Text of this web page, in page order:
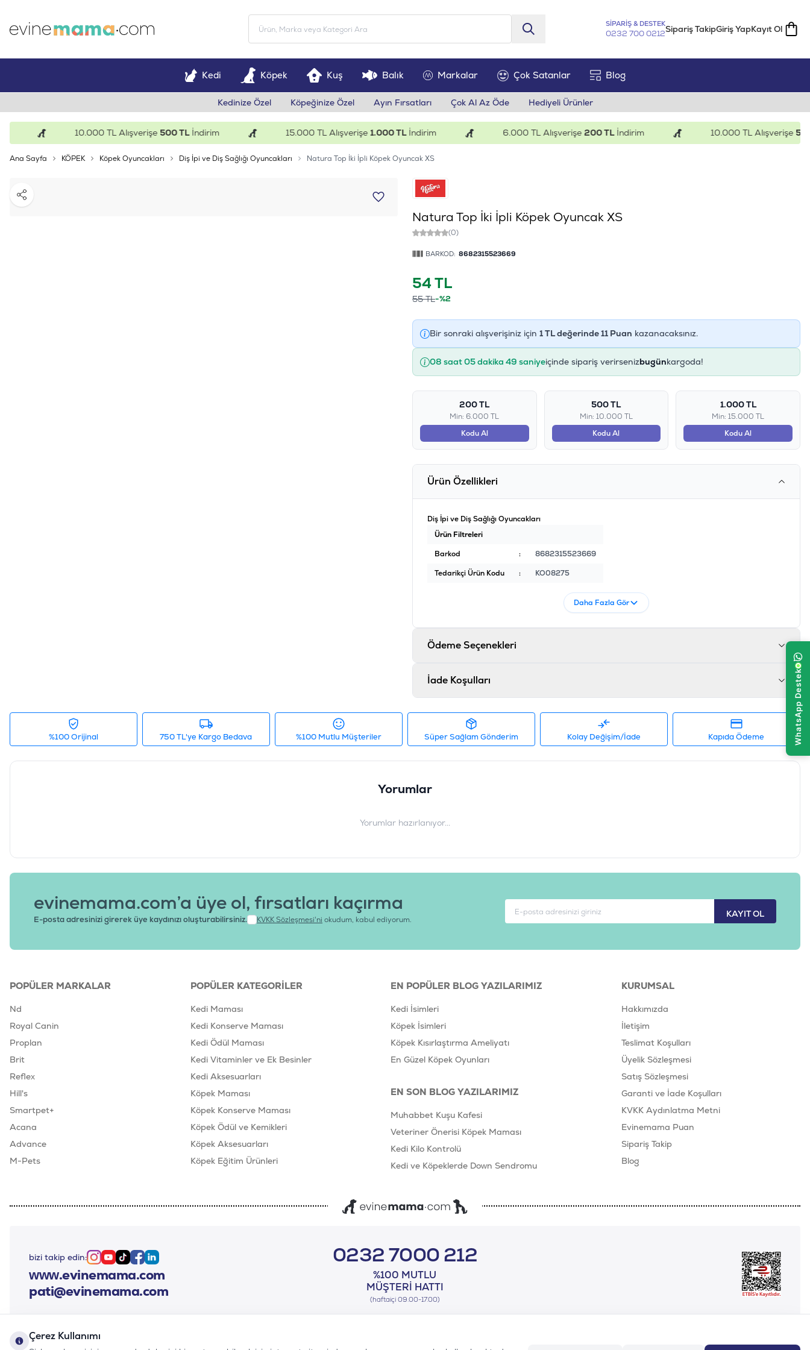
SİPARİŞ & DESTEK
0232 700 0212Sipariş TakipGiriş YapKayıt Ol
Kedi Köpek Kuş Balık Markalar Çok Satanlar Blog
Kedinize Özel Köpeğinize Özel Ayın Fırsatları Çok Al Az Öde Hediyeli Ürünler
10.000 TL Alışverişe500 TLİndirim 15.000 TL Alışverişe1.000 TLİndirim 6.000 TL Alışverişe200 TLİndirim 10.000 TL Alışverişe500 TL
Ana Sayfa KÖPEK Köpek Oyuncakları Diş İpi ve Diş Sağlığı Oyuncakları Natura Top İki İpli Köpek Oyuncak XS
Paylaş
Natura Top İki İpli Köpek Oyuncak XS
(0)
BARKOD: 8682315523669
54TL
55TL-%2
Bir sonraki alışverişiniz için 1TL değerinde11Puan kazanacaksınız.
08 saat 05 dakika 48 saniyeiçinde sipariş verirsenizbugünkargoda!
200 TL
Min: 6.000 TL
Kodu Al
500 TL
Min: 10.000 TL
Kodu Al
1.000 TL
Min: 15.000 TL
Kodu Al
Ürün Özellikleri
Diş İpi ve Diş Sağlığı Oyuncakları
Ürün Filtreleri
Barkod
:
8682315523669
Tedarikçi Ürün Kodu
: KO08275
Daha Fazla Gör
Ödeme Seçenekleri
İade Koşulları
%100 Orijinal 750 TL'ye Kargo Bedava %100 Mutlu Müşteriler Süper Sağlam Gönderim Kolay Değişim/İade Kapıda Ödeme
Yorumlar
Yorumlar hazırlanıyor...
KAYIT OL
evinemama.com’a üye ol, fırsatları kaçırma
E-posta adresinizi girerek üye kaydınızı oluşturabilirsiniz. KVKK Sözleşmesi'ni okudum, kabul ediyorum.
POPÜLER MARKALAR
Nd
Royal Canin
Proplan
Brit
Reflex
Hill's
Smartpet+
Acana
Advance
M-Pets
POPÜLER KATEGORILER
Kedi Maması
Kedi Konserve Maması
Kedi Ödül Maması
Kedi Vitaminler ve Ek Besinler
Kedi Aksesuarları
Köpek Maması
Köpek Konserve Maması
Köpek Ödül ve Kemikleri
Köpek Aksesuarları
Köpek Eğitim Ürünleri
EN POPÜLER BLOG YAZILARIMIZ
Kedi İsimleri
Köpek İsimleri
Köpek Kısırlaştırma Ameliyatı
En Güzel Köpek Oyunları
EN SON BLOG YAZILARIMIZ
Muhabbet Kuşu Kafesi
Veteriner Önerisi Köpek Maması
Kedi Kilo Kontrolü
Kedi ve Köpeklerde Down Sendromu
KURUMSAL
Hakkımızda
İletişim
Teslimat Koşulları
Üyelik Sözleşmesi
Satış Sözleşmesi
Garanti ve İade Koşulları
KVKK Aydınlatma Metni
Evinemama Puan
Sipariş Takip
Blog
bizi takip edin: Instagram
Youtube
TiktokFacebook
Linkedin
www.evinemama.com
pati@evinemama.com
0232 7000 212
%100 MUTLU
MÜŞTERI HATTI
(haftaiçi 09.00-17.00)
Çerez Kullanımı